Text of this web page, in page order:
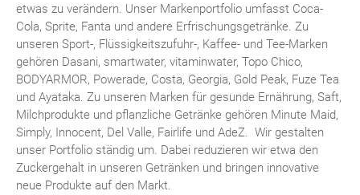
etwas zu verändern. Unser Markenportfolio umfasst Coca-
Cola, Sprite, Fanta und andere Erfrischungsgetränke. Zu
unseren Sport-, Flüssigkeitszufuhr-, Kaffee- und Tee-Marken
gehören Dasani, smartwater, vitaminwater, Topo Chico,
BODYARMOR, Powerade, Costa, Georgia, Gold Peak, Fuze Tea
und Ayataka. Zu unseren Marken für gesunde Ernährung, Saft,
Milchprodukte und pflanzliche Getränke gehören Minute Maid,
Simply, Innocent, Del Valle, Fairlife und AdeZ. Wir gestalten
unser Portfolio ständig um. Dabei reduzieren wir etwa den
Zuckergehalt in unseren Getränken und bringen innovative
neue Produkte auf den Markt.